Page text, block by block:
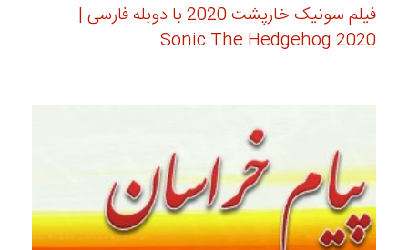
فیلم سونیک خارپشت 2020 با دوبله فارسی |
Sonic The Hedgehog 2020